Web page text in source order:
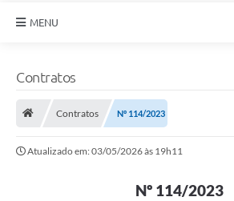
MENU
Carta de Serviços
Contratos
Contratos Nº 114/2023
Atualizado em: 03/05/2026 às 19h11
Nº 114/2023